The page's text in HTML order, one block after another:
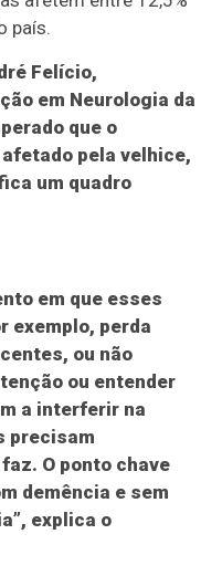
país.
Felício,
em Neurologia da
que o
pela velhice,
um quadro
em que esses
exemplo, perda
ou não
ou entender
a interferir na
precisam
O ponto chave
demência e sem
explica o